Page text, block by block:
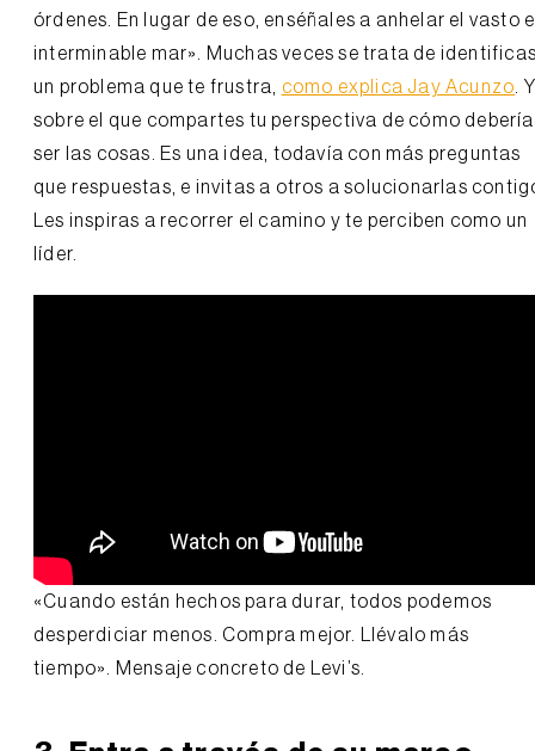
órdenes. En lugar de eso, enséñales a anhelar el vasto e
interminable mar». Muchas veces se trata de
un problema que te frustra, como explica Jay Acunzo. Y
sobre el que compartes tu perspectiva de cómo
ser las cosas. Es una idea, todavía con más preguntas
que respuestas, e invitas a otros a solucionarlas
Les inspiras a recorrer el camino y te perciben como un
líder.
«Cuando están hechos para durar, todos podemos
desperdiciar menos. Compra mejor. Llévalo más
tiempo». Mensaje concreto de Levi’s.